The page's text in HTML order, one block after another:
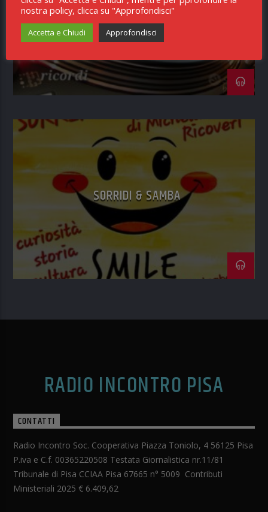
80 E DITORNI
SORRIDI & SAMBA
RADIO INCONTRO PISA
CONTATTI
Radio Incontro Soc. Cooperativa Piazza Toniolo, 4 56125 Pisa
P.iva e C.f. 00365220508 Testata Giornalistica nr.11/81
Tribunale di Pisa CCIAA Pisa 67665 n° 5009 Contributi
Ministeriali 2025 € 6.409,62
nostra policy, clicca su "Approfondisci"
Accetta e Chiudi Approfondisci